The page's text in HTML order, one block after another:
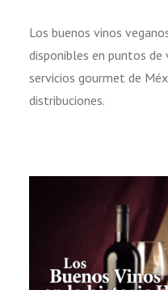
Los buenos vinos
disponibles en puntos
servicios gourmet de
distribuciones.